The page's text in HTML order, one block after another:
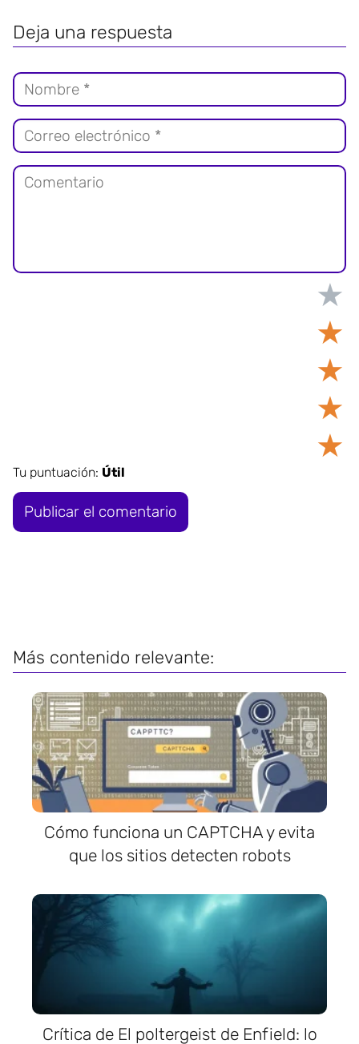
Deja una respuesta
★
★
★
★
★
Tu puntuación: Útil
Más contenido relevante:
Cómo funciona un CAPTCHA y evita
que los sitios detecten robots
Crítica de El poltergeist de Enfield: lo